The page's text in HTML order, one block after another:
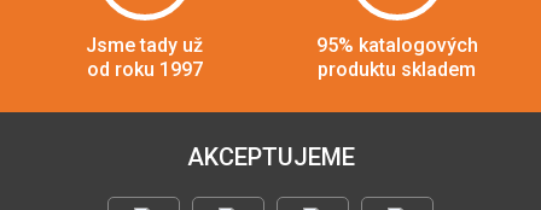
Jsme tady už
od roku 1997
95% katalogových
produktu skladem
AKCEPTUJEME